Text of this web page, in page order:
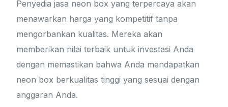
Penyedia jasa neon box yang terpercaya akan
menawarkan harga yang kompetitif tanpa
mengorbankan kualitas. Mereka akan
memberikan nilai terbaik untuk investasi Anda
dengan memastikan bahwa Anda mendapatkan
neon box berkualitas tinggi yang sesuai dengan
anggaran Anda.